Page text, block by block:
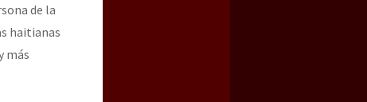
de la
haitianas
más